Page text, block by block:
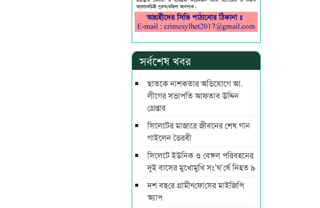
সর্বশেষ খবর
ছাতকে নাশকতার অভিযোগে আ.
লীগের সভাপ‌তি আফতাব উদ্দিন
গ্রেপ্তার
সিলেটের মাজারে জীবনের শেষ গান
গাইলেন ভৈরবী
সিলেটে ইউনিক ও বেঙ্গল পরিবহনের
দুই বাসের মুখোমুখি সং’ঘ’র্ষে নিহত ৯
দশ বছ‌রে গ্রামীণ‌ফো‌সের মাইজিপি
অ্যাপ